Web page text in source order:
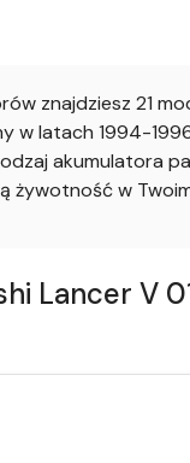
znajdziesz 21
latach 1994-1996
akumulatora
żywotność w
Lancer V